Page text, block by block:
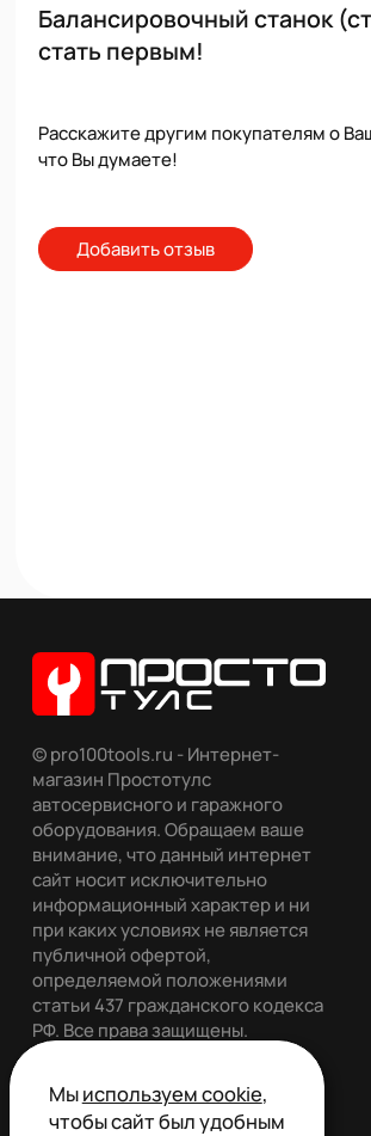
Балансировочный станок
стать первым!
Расскажите другим покупателям о
что Вы думаете!
Добавить отзыв
© pro100tools.ru - Интернет-
магазин Простотулс
автосервисного и гаражного
оборудования. Обращаем ваше
внимание, что данный интернет
сайт носит исключительно
информационный характер и ни
при каких условиях не является
публичной офертой,
определяемой положениями
статьи 437 гражданского кодекса
РФ. Все права защищены.
Мыиспользуем cookie,
чтобы сайт был удобным